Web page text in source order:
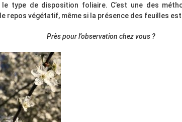
le type de disposition foliaire. C’est une des
repos végétatif, même si la présence des feuilles
Près pour l’observation chez vous ?